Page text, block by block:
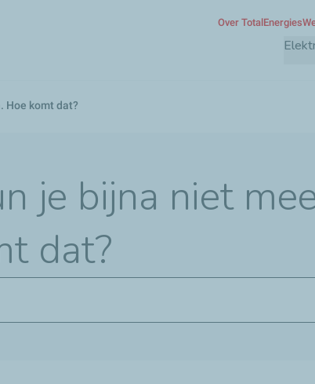
OverslaanOver TotalEnergies
Hoe komt dat?
je bijna niet
dat?